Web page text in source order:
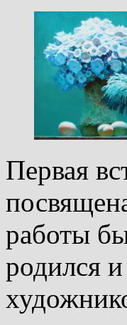
Первая
работы
родился